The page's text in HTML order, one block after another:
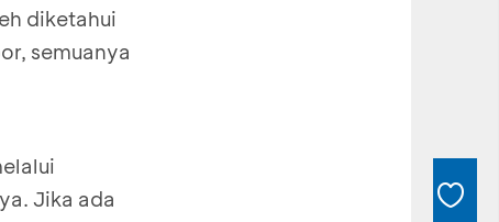
diketahui
semuanya
Jika ada